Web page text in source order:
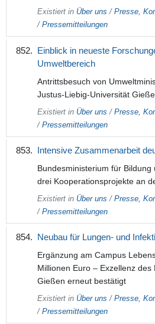
Existiert in Über uns / Presse,
/ Pressemitteilungen
Einblick in neueste
Umweltbereich
Antrittsbesuch von
Justus-Liebig-Universität
Existiert in Über uns / Presse,
/ Pressemitteilungen
Intensive Zusammenarbeit
Bundesministerium für
drei Kooperationsprojekte an
Existiert in Über uns / Presse,
/ Pressemitteilungen
Neubau für Lungen- und
Ergänzung am Campus
Millionen Euro – Exzellenz des
Gießen erneut bestätigt
Existiert in Über uns / Presse,
/ Pressemitteilungen